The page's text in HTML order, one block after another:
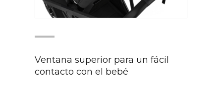
Ventana superior para un fácil
contacto con el bebé